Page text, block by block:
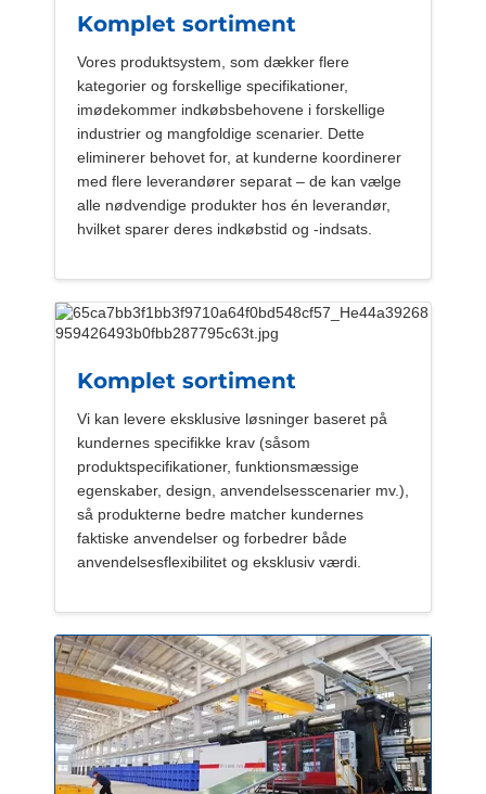
Komplet sortiment
Vores produktsystem, som dækker flere
kategorier og forskellige specifikationer,
imødekommer indkøbsbehovene i forskellige
industrier og mangfoldige scenarier. Dette
eliminerer behovet for, at kunderne koordinerer
med flere leverandører separat – de kan vælge
alle nødvendige produkter hos én leverandør,
hvilket sparer deres indkøbstid og -indsats.
Komplet sortiment
Vi kan levere eksklusive løsninger baseret på
kundernes specifikke krav (såsom
produktspecifikationer, funktionsmæssige
egenskaber, design, anvendelsesscenarier mv.),
så produkterne bedre matcher kundernes
faktiske anvendelser og forbedrer både
anvendelsesflexibilitet og eksklusiv værdi.